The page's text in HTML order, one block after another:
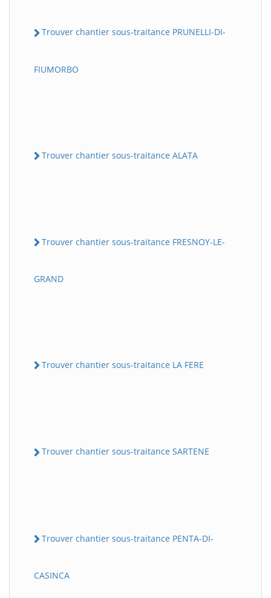
Trouver chantier sous-traitance PRUNELLI-DI-
FIUMORBO
Trouver chantier sous-traitance ALATA
Trouver chantier sous-traitance FRESNOY-LE-
GRAND
Trouver chantier sous-traitance LA FERE
Trouver chantier sous-traitance SARTENE
Trouver chantier sous-traitance PENTA-DI-
CASINCA